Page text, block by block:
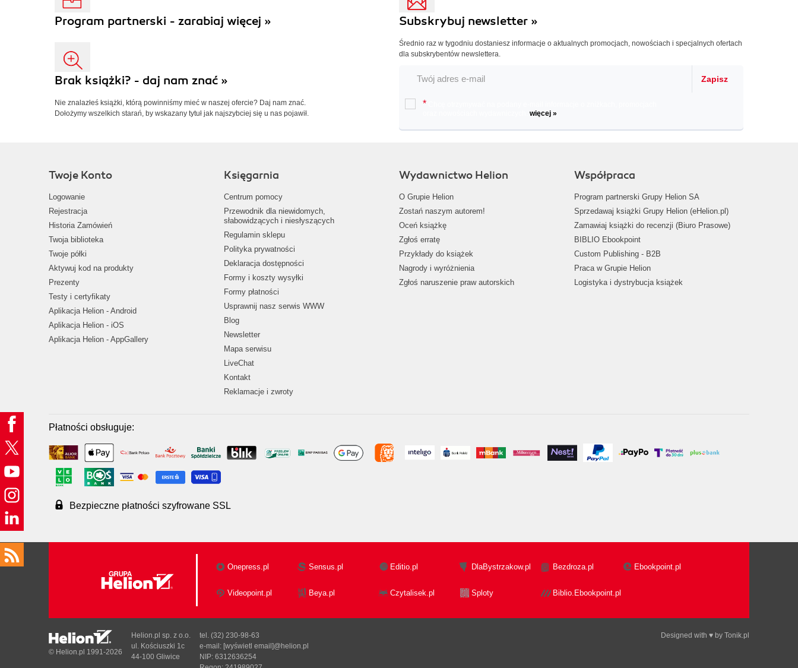
Program partnerski - zarabiaj więcej »
Brak książki? - daj nam znać »
Nie znalazłeś książki, którą powinniśmy mieć w naszej ofercie? Daj nam znać.
Dołożymy wszelkich starań, by wskazany tytuł jak najszybciej się u nas pojawił.
Subskrybuj newsletter »
Średnio raz w tygodniu dostaniesz informacje o aktualnych promocjach, nowościach i specjalnych ofertach
dla subskrybentów newslettera.
Zapisz
*
więcej »
Twoje Konto
Logowanie
Rejestracja
Historia Zamówień
Twoja biblioteka
Twoje półki
Aktywuj kod na produkty
Prezenty
Testy i certyfikaty
Aplikacja Helion - Android
Aplikacja Helion - iOS
Aplikacja Helion - AppGallery
Księgarnia
Centrum pomocy
Przewodnik dla niewidomych,
słabowidzących i niesłyszących
Regulamin sklepu
Polityka prywatności
Deklaracja dostępności
Formy i koszty wysyłki
Formy płatności
Usprawnij nasz serwis WWW
Blog
Newsletter
Mapa serwisu
LiveChat
Kontakt
Reklamacje i zwroty
Wydawnictwo Helion
O Grupie Helion
Zostań naszym autorem!
Oceń książkę
Zgłoś erratę
Przykłady do książek
Nagrody i wyróżnienia
Zgłoś naruszenie praw autorskich
Współpraca
Program partnerski Grupy Helion SA
Sprzedawaj książki Grupy Helion (eHelion.pl)
Zamawiaj książki do recenzji (Biuro Prasowe)
BIBLIO Ebookpoint
Custom Publishing - B2B
Praca w Grupie Helion
Logistyka i dystrybucja książek
Płatności obsługuje:
Bezpieczne płatności szyfrowane SSL
Onepress.pl Sensus.pl Editio.pl DlaBystrzakow.pl Bezdroza.pl Ebookpoint.pl
Videopoint.pl Beya.pl Czytalisek.pl Sploty Biblio.Ebookpoint.pl
Designed with ♥ by Tonik.pl
© Helion.pl 1991-2026
Helion.pl sp. z o.o.
ul. Kościuszki 1c
44-100 Gliwice
tel. (32) 230-98-63
e-mail: [wyświetl email]@helion.pl
NIP: 6312636254